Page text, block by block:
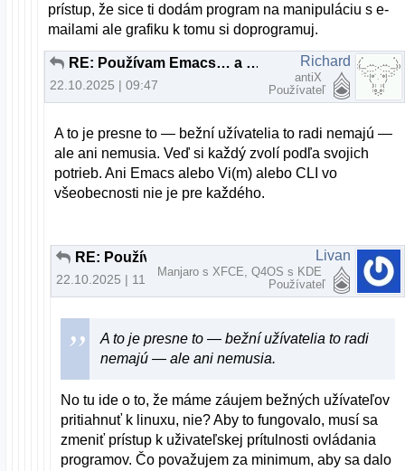
prístup, že sice ti dodám program na manipuláciu s e-
mailami ale grafiku k tomu si doprogramuj.
RE: Používam Emacs… a občas aj iné programy
22.10.2025 | 09:47
Richard
antiX
Používateľ
A to je presne to — bežní užívatelia to radi nemajú —
ale ani nemusia. Veď si každý zvolí podľa svojich
potrieb. Ani Emacs alebo Vi(m) alebo CLI vo
všeobecnosti nie je pre každého.
22.10.2025 | 11:15
Livan
Manjaro s XFCE, Q4OS s KDE
Používateľ
A to je presne to — bežní užívatelia to radi
nemajú — ale ani nemusia.
No tu ide o to, že máme záujem bežných užívateľov
pritiahnuť k linuxu, nie? Aby to fungovalo, musí sa
zmeniť prístup k uživateľskej prítulnosti ovládania
programov. Čo považujem za minimum, aby sa dalo